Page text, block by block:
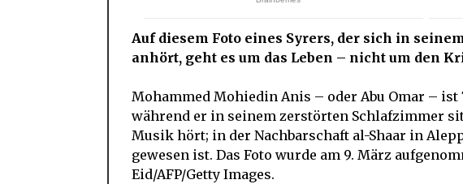
Auf diesem Foto eines Syrers, der sich in
anhört, geht es um das Leben – nicht um den
Mohammed Mohiedin Anis – oder Abu Omar – ist
während er in seinem zerstörten Schlafzimmer
Musik hört; in der Nachbarschaft al-Shaar in
gewesen ist. Das Foto wurde am 9. März
Eid/AFP/Getty Images.